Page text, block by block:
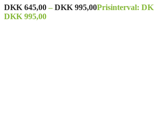
DKK 645,00 – DKK 995,00Prisinterval:
DKK 995,00